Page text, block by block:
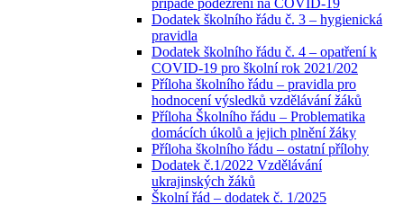
případě podezření na COVID-19
Dodatek školního řádu č. 3 – hygienická
pravidla
Dodatek školního řádu č. 4 – opatření k
COVID-19 pro školní rok 2021/202
Příloha školního řádu – pravidla pro
hodnocení výsledků vzdělávání žáků
Příloha Školního řádu – Problematika
domácích úkolů a jejich plnění žáky
Příloha školního řádu – ostatní přílohy
Dodatek č.1/2022 Vzdělávání
ukrajinských žáků
Školní řád – dodatek č. 1/2025